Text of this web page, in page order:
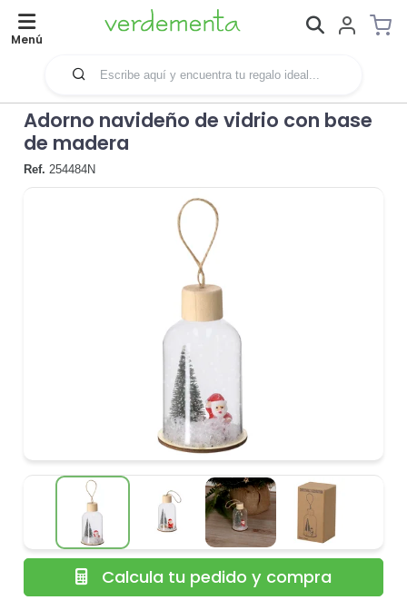
Menú
Adorno navideño de vidrio con base
de madera
Ref. 254484N
Calcula tu pedido y compra